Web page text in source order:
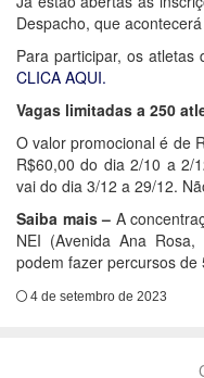
Despacho, que
Para participar, os atletas
CLICA AQUI.
Vagas limitadas a 250
O valor promocional é de
R$60,00 do dia 2/10 a 2/
vai do dia 3/12 a 29/12.
Saiba mais – A
NEI (Avenida Ana
podem fazer percursos de
4 de setembro de 2023